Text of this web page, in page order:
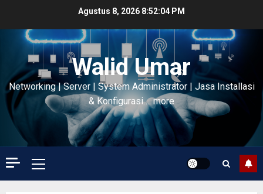
content
Agustus 8, 2026 8:52:04 PM
Walid Umar
Networking | Server | System Administrator | Jasa Installasi
& Konfigurasi…. more
Primary
Menu